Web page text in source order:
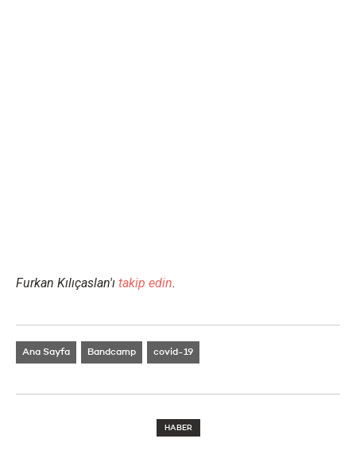
Furkan Kılıçaslan'ı takip edin.
Ana Sayfa Bandcamp covid-19
HABER